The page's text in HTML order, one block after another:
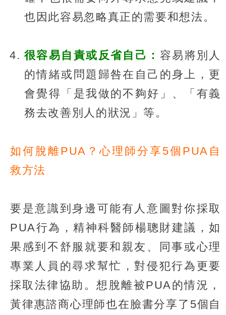
也因此容易忽略真正的需要和想法。
很容易自責或反省自己： 容易將別人
的情緒或問題歸咎在自己的身上，更
會覺得「是我做的不夠好」、「有義
務去改善別人的狀況」等。
如何脫離PUA？心理師分享5個PUA自
救方法
要是意識到身邊可能有人意圖對你採取
PUA行為，精神科醫師楊聰財建議，如
果感到不舒服就要和親友、同事或心理
專業人員的尋求幫忙，對侵犯行為更要
採取法律協助。想脫離被PUA的情況，
黃律惠諮商心理師也在臉書分享了5個自